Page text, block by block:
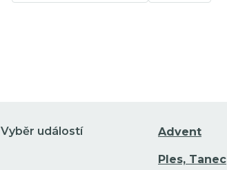
Vyběr událostí Advent
Ples, Tanec